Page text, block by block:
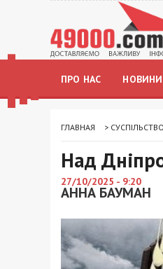
ПРО НАС НОВИНИ
ГЛАВНАЯ > СУСПІЛЬСТВО
Над
27/10/2025 - 9:20
АННА БАУМАН